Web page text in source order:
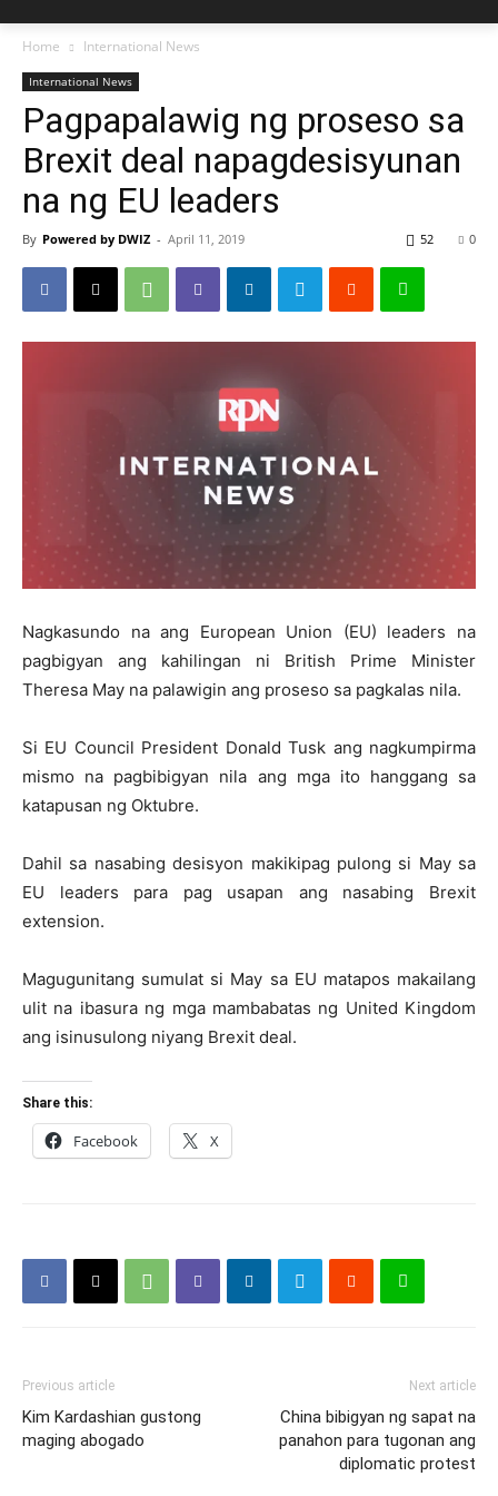
Home International News
International News
Pagpapalawig ng proseso sa
Brexit deal napagdesisyunan
na ng EU leaders
By Powered by DWIZ - April 11, 2019 0
52
Nagkasundo na ang European Union (EU) leaders na
pagbigyan ang kahilingan ni British Prime Minister
Theresa May na palawigin ang proseso sa pagkalas nila.
Si EU Council President Donald Tusk ang nagkumpirma
mismo na pagbibigyan nila ang mga ito hanggang sa
katapusan ng Oktubre.
Dahil sa nasabing desisyon makikipag pulong si May sa
EU leaders para pag usapan ang nasabing Brexit
extension.
Magugunitang sumulat si May sa EU matapos makailang
ulit na ibasura ng mga mambabatas ng United Kingdom
ang isinusulong niyang Brexit deal.
Share this:
Facebook X
Previous article
Kim Kardashian gustong
maging abogado
Next article
China bibigyan ng sapat na
panahon para tugonan ang
diplomatic protest